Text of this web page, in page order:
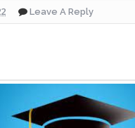
Leave A Reply